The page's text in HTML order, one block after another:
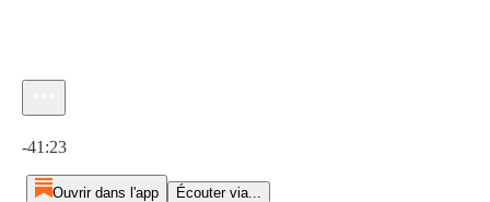
-41:23
Ouvrir dans l'app Écouter via...